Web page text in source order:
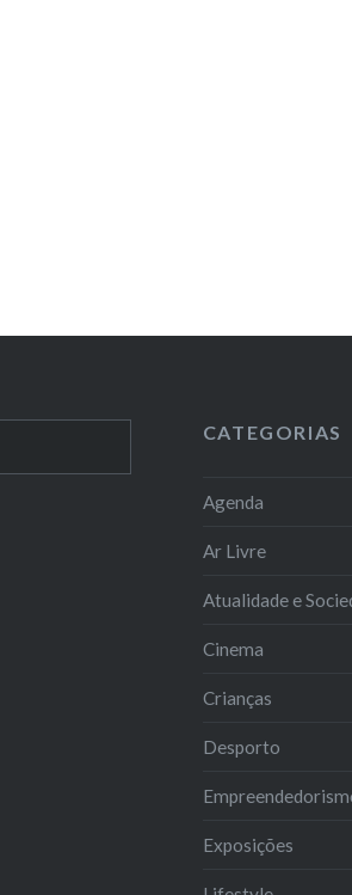
CATEGORIAS
Agenda
Ar Livre
Atualidade e
Cinema
Crianças
Desporto
Exposições